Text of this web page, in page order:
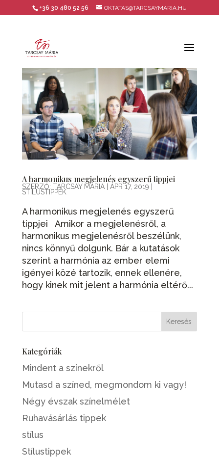
+36 30 480 52 56 OKTATAS@TARCSAYMARIA.HU
A harmonikus megjelenés egyszerű tippjei
SZERZŐ: TARCSAY MÁRIA| ÁPR 17, 2019
STÍLUSTIPPEK
A harmonikus megjelenés egyszerű
tippjei Amikor a megjelenésről, a
harmonikus megjelenésről beszélünk,
nincs könnyű dolgunk. Bár a kutatások
szerint a harmónia az ember elemi
igényei közé tartozik, ennek ellenére,
hogy kinek mit jelent a harmónia eltérő...
Kategóriák
Mindent a színekről
Mutasd a színed, megmondom ki vagy!
Négy évszak színelmélet
Ruhavásárlás tippek
stílus
Stílustippek